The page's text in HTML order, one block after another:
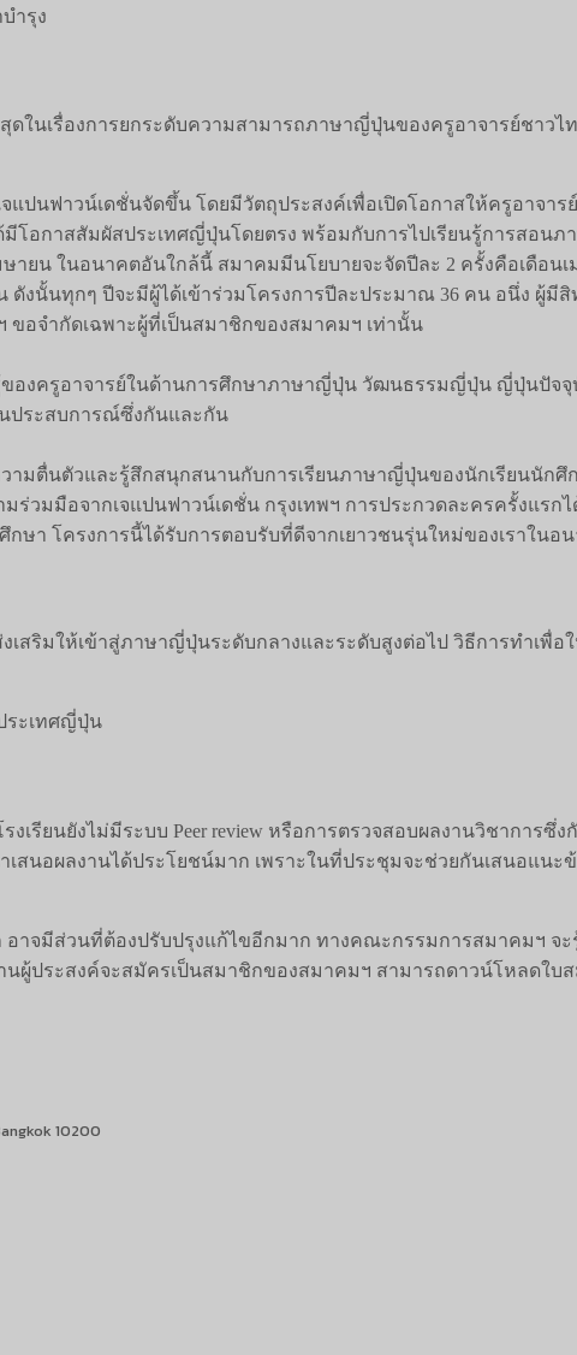
ำรุง
นเรื่องการยกระดับความสามารถภาษาญี่ปุ่นของครูอาจารย์ชาวไ
ปนฟาวน์เดชั่นจัดขึ้น โดยมีวัตถุประสงค์เพื่อเปิดโอกาสให้ครูอาจาร
อกาสสัมผัสประเทศญี่ปุ่นโดยตรง พร้อมกับการไปเรียนรู้การสอนภ
ายน ในอนาคตอันใกล้นี้ สมาคมมีนโยบายจะจัดปีละ 2 ครั้งคือเดือนเ
ดังนั้นทุกๆ ปีจะมีผู้ได้เข้าร่วมโครงการปีละประมาณ 36 คน อนึ่ง ผู้มี
อจำกัดเฉพาะผู้ที่เป็นสมาชิกของสมาคมฯ เท่านั้น
องครูอาจารย์ในด้านการศึกษาภาษาญี่ปุ่น วัฒนธรรมญี่ปุ่น ญี่ปุ่นปัจจุ
นประสบการณ์ซึ่งกันและกัน
มตื่นตัวและรู้สึกสนุกสนานกับการเรียนภาษาญี่ปุ่นของนักเรียนนักศึ
ร่วมมือจากเจแปนฟาวน์เดชั่น กรุงเทพฯ การประกวดละครครั้งแรก
กษา โครงการนี้ได้รับการตอบรับที่ดีจากเยาวชนรุ่นใหม่ของเราในอ
ริมให้เข้าสู่ภาษาญี่ปุ่นระดับกลางและระดับสูงต่อไป วิธีการทำเพื่อ
ระเทศญี่ปุ่น
รียนยังไม่มีระบบ Peer review หรือการตรวจสอบผลงานวิชาการซึ่
สนอผลงานได้ประโยชน์มาก เพราะในที่ประชุมจะช่วยกันเสนอแนะ
จมีส่วนที่ต้องปรับปรุงแก้ไขอีกมาก ทางคณะกรรมการสมาคมฯ จะ
ผู้ประสงค์จะสมัครเป็นสมาชิกของสมาคมฯ สามารถดาวน์โหลดใบ
10200